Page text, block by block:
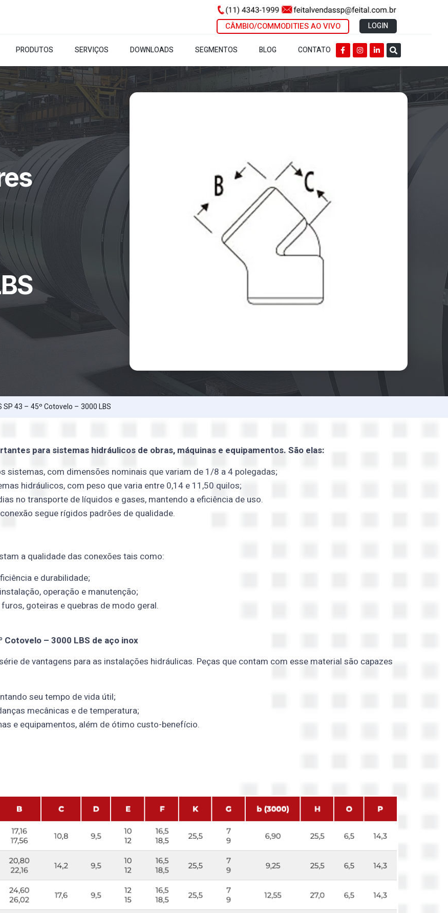
CÂMBIO/COMMODITIES AO VIVO LOGIN
PRODUTOS SERVIÇOS DOWNLOADS SEGMENTOS BLOG CONTATO
43 – 45º Cotovelo – 3000 LBS
para sistemas hidráulicos de obras, máquinas e equipamentos. São elas:
sistemas, com dimensões nominais que variam de 1/8 a 4 polegadas;
hidráulicos, com peso que varia entre 0,14 e 11,50 quilos;
no transporte de líquidos e gases, mantendo a eficiência de uso.
segue rígidos padrões de qualidade.
a qualidade das conexões tais como:
e durabilidade;
operação e manutenção;
goteiras e quebras de modo geral.
Cotovelo – 3000 LBS de aço inox
de vantagens para as instalações hidráulicas. Peças que contam com esse material são capazes
seu tempo de vida útil;
mecânicas e de temperatura;
e equipamentos, além de ótimo custo-benefício.